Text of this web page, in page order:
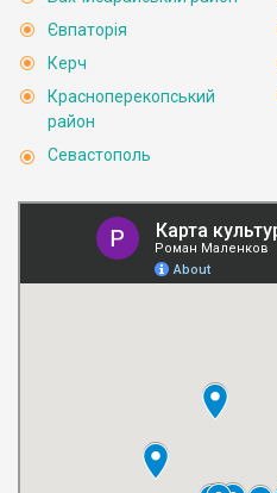
Євпаторія
Керч
Красноперекопський
район
Севастополь